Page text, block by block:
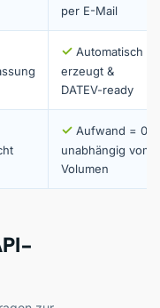
per E-Mail
✓ Automatisch
erzeugt &
DATEV-ready
✓ Aufwand = 0,
unabhängig vom
Volumen